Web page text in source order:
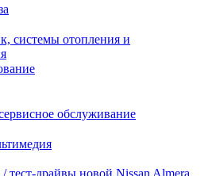
системы отопления и
обслуживание
драйвы новой Nissan Almera